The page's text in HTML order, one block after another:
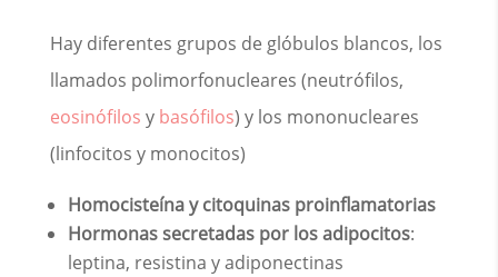
Hay diferentes grupos de glóbulos blancos, los
llamados polimorfonucleares (neutrófilos,
eosinófilos y basófilos) y los mononucleares
(linfocitos y monocitos)
Homocisteína y citoquinas proinflamatorias
Hormonas secretadas por los adipocitos:
leptina, resistina y adiponectinas